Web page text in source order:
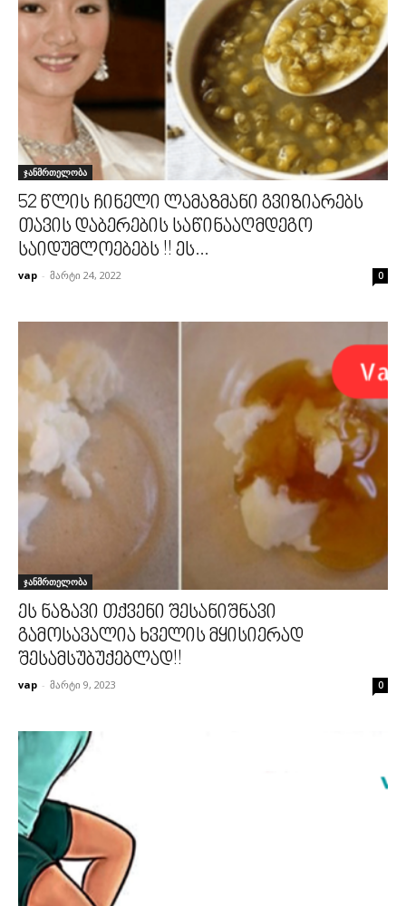
ჯანმრთელობა
52 წლის ჩინელი ლამაზმანი გვიზიარებს
თავის დაბერების საწინააღმდეგო
საიდუმლოებებს !! ეს...
vap - მარტი 24, 2022 0
ჯანმრთელობა
ეს ნაზავი თქვენი შესანიშნავი
გამოსავალია ხველის მყისიერად
შესამსუბუქებლად!!
vap - მარტი 9, 2023 0